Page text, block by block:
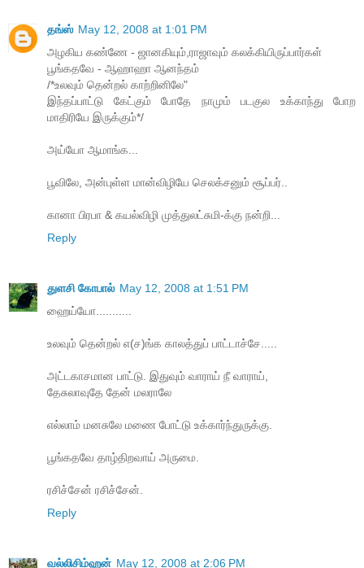
தங்ஸ் May 12, 2008 at 1:01 PM
அழகிய கண்ணே - ஜானகியும்,ராஜாவும் கலக்கியிருப்பார்கள்
பூங்கதவே - ஆஹாஹா ஆனந்தம்
/*உலவும் தென்றல் காற்றினிலே"
இந்தப்பாட்டு கேட்கும் போதே நாமும் படகுல உக்காந்து போற
மாதிரியே இருக்கும்*/
அய்யோ ஆமாங்க...
பூவிலே, அன்புள்ள மான்விழியே செலக்சனும் சூப்பர்..
கானா பிரபா & கயல்விழி முத்துலட்சுமி-க்கு நன்றி...
Reply
துளசி கோபால் May 12, 2008 at 1:51 PM
ஹைய்யோ...........
உலவும் தென்றல் எ(ச)ங்க காலத்துப் பாட்டாச்சே.....
அட்டகாசமான பாட்டு. இதுவும் வாராய் நீ வாராய்,
தேசுலாவுதே தேன் மலராலே
எல்லாம் மனசுலே மணை போட்டு உக்கார்ந்துருக்கு.
பூங்கதவே தாழ்திறவாய் அருமை.
ரசிச்சேன் ரசிச்சேன்.
Reply
வல்லிசிம்ஹன் May 12, 2008 at 2:06 PM